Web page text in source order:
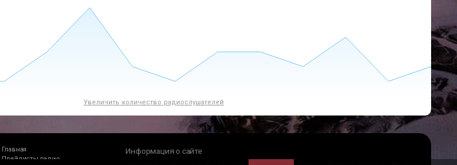
Увеличить количество радиослушателей
Главная
Плейлисты радио
Информация о сайте